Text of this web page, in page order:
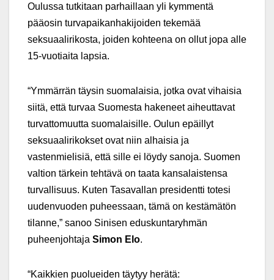
Oulussa tutkitaan parhaillaan yli kymmentä
pääosin turvapaikanhakijoiden tekemää
seksuaalirikosta, joiden kohteena on ollut jopa alle
15-vuotiaita lapsia.
“Ymmärrän täysin suomalaisia, jotka ovat vihaisia
siitä, että turvaa Suomesta hakeneet aiheuttavat
turvattomuutta suomalaisille. Oulun epäillyt
seksuaalirikokset ovat niin alhaisia ja
vastenmielisiä, että sille ei löydy sanoja. Suomen
valtion tärkein tehtävä on taata kansalaistensa
turvallisuus. Kuten Tasavallan presidentti totesi
uudenvuoden puheessaan, tämä on kestämätön
tilanne,” sanoo Sinisen eduskuntaryhmän
puheenjohtaja Simon Elo.
“Kaikkien puolueiden täytyy herätä: